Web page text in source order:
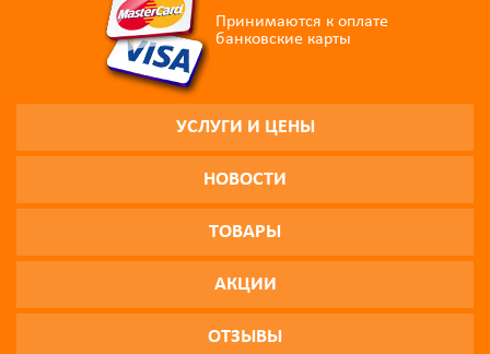
Принимаются к оплате
банковские карты
УСЛУГИ И ЦЕНЫ
НОВОСТИ
ТОВАРЫ
АКЦИИ
ОТЗЫВЫ